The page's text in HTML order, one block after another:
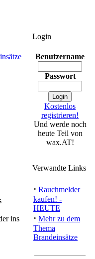
ins
Login
Benutzername
Passwort
Kostenlos
registrieren!
Und werde noch
heute Teil von
wax.AT!
Verwandte Links
· Rauchmelder
kaufen! -
HEUTE
· Mehr zu dem
Thema
Brandeinsätze